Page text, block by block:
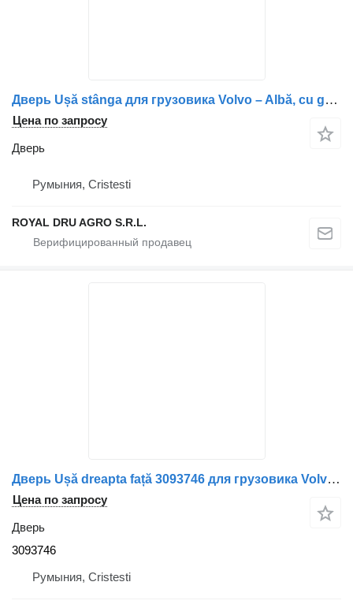
Дверь Ușă stânga для грузовика Volvo – Albă, cu geam și mâner
Цена по запросу
Дверь
Румыния, Cristesti
ROYAL DRU AGRO S.R.L.
Дверь Ușă dreapta față 3093746 для грузовика Volvo albă cu geam și mâner
Цена по запросу
Дверь
3093746
Румыния, Cristesti